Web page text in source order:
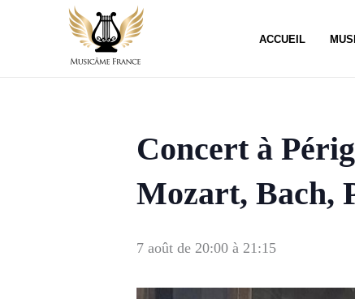
ACCUEIL
Concert à
Mozart, Bach,
7 août de 20:00 à 21:15